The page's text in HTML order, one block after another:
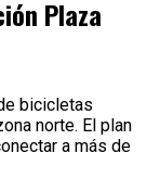
Plaza
bicicletas
norte. El plan
a más de